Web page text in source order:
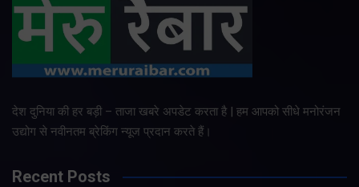
देश दुनिया की हर बड़ी – ताजा खबरे अपडेट करता है | हम आपको सीधे मनोरंजन
उद्योग से नवीनतम ब्रेकिंग न्यूज प्रदान करते हैं।
Recent Posts